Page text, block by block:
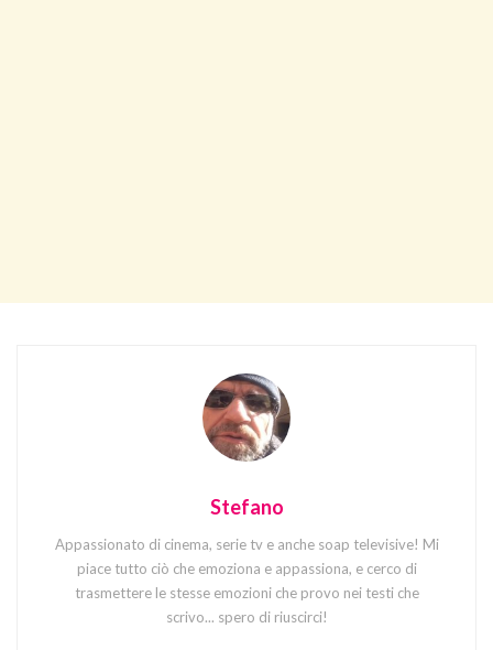
Stefano
Appassionato di cinema, serie tv e anche soap televisive! Mi
piace tutto ciò che emoziona e appassiona, e cerco di
trasmettere le stesse emozioni che provo nei testi che
scrivo... spero di riuscirci!